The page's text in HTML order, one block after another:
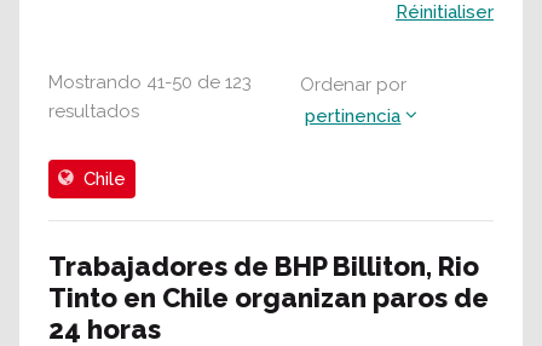
Mostrando 41-50 de 123
resultados
Ordenar por
pertinencia
Chile
Trabajadores de BHP Billiton, Rio
Tinto en Chile organizan paros de
24 horas
Réinitialiser